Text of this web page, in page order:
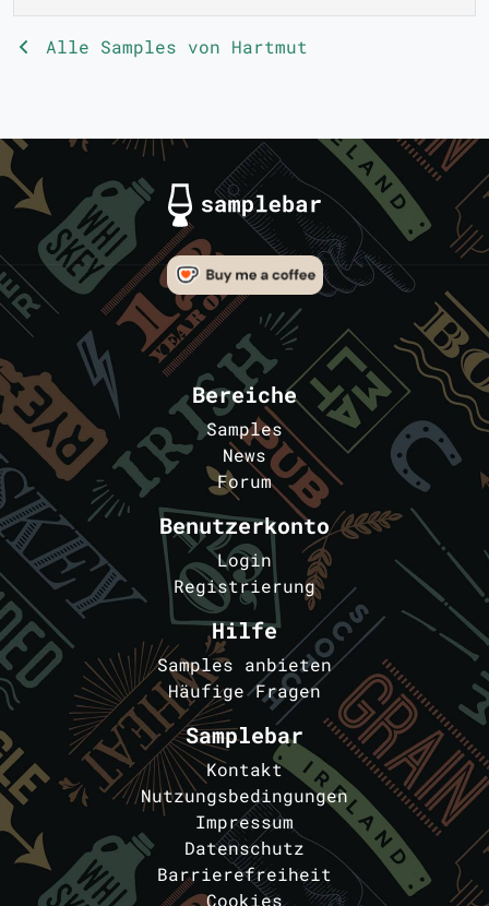
Alle Samples von Hartmut
Bereiche
Samples
News
Forum
Benutzerkonto
Login
Registrierung
Hilfe
Samples anbieten
Häufige Fragen
Samplebar
Kontakt
Nutzungsbedingungen
Impressum
Datenschutz
Barrierefreiheit
Cookies